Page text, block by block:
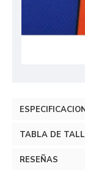
TABLA DE
RESEÑAS